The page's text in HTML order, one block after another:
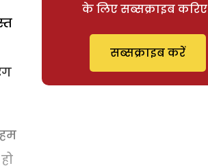
के लिए सब्सक्राइब करिए
सब्सक्राइब करें